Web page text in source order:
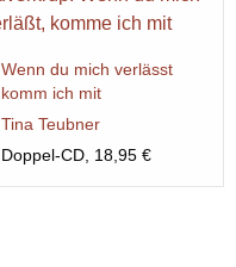
Wenn du mich verlässt
komm ich mit
Tina Teubner
Doppel-CD, 18,95 €